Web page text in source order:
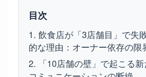
目次
1. 飲食店が「3店舗目」で失
的な理由：オーナー依存の限
2. 「10店舗の壁」で起こる新